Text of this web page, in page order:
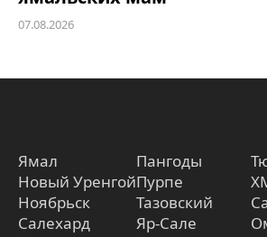
07.08.2026
Ямал
Новый Уренгой
Ноябрьск
Салехард
Пангоды
Пурпе
Тазовский
Яр-Сале